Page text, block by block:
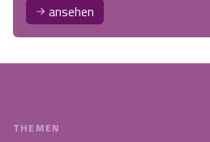
ansehen
THEMEN